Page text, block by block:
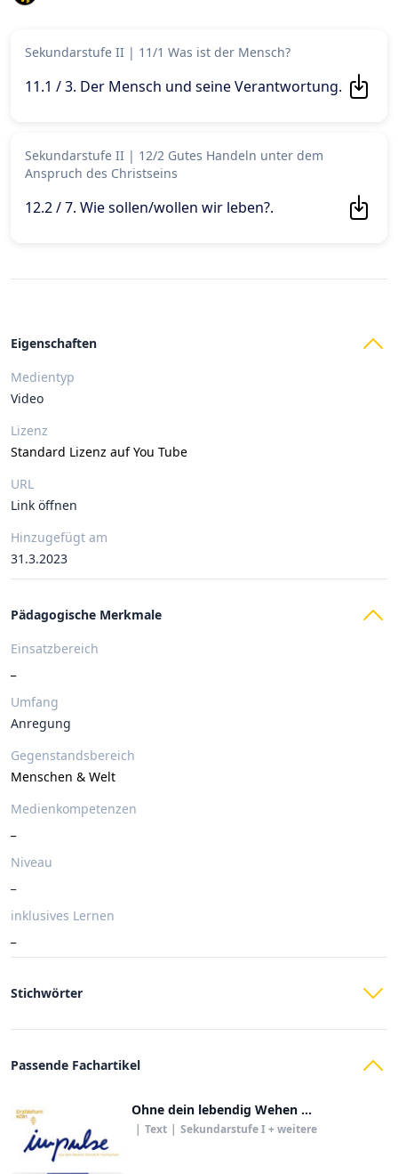
Sekundarstufe II | 11/1 Was ist der Mensch?
11.1 / 3. Der Mensch und seine Verantwortung.
Sekundarstufe II | 12/2 Gutes Handeln unter dem
Anspruch des Christseins
12.2 / 7. Wie sollen/wollen wir leben?.
Eigenschaften
Medientyp
Video
Lizenz
Standard Lizenz auf You Tube
URL
Link öffnen
Hinzugefügt am
31.3.2023
Pädagogische Merkmale
Einsatzbereich
Umfang
Anregung
Gegenstandsbereich
Menschen & Welt
Medienkompetenzen
Niveau
inklusives Lernen
Stichwörter
Passende Fachartikel
Ohne dein lebendig Wehen …
| Text | Sekundarstufe I + weitere